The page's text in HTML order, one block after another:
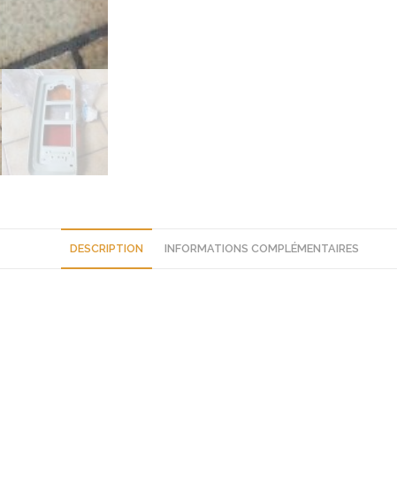
DESCRIPTION INFORMATIONS COMPLÉMENTAIRES